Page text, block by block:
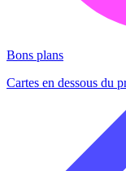
Bons plans
Cartes en dessous du